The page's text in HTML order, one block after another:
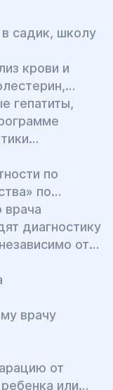
садик, школу
крови и
гепатиты,
по
по
врача
диагностику
от
врачу
от
или